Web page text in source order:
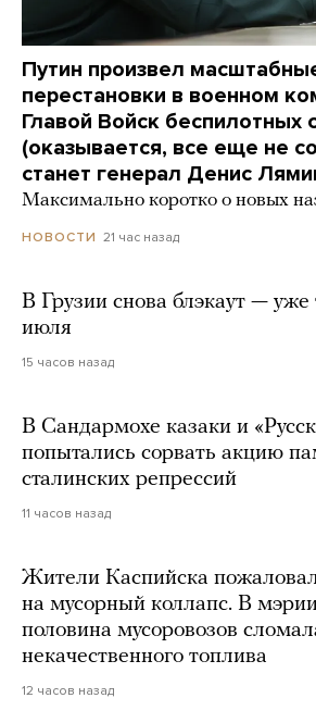
Путин произвел
перестановки в военном
Главой Войск беспилотных
(оказывается, все еще не
станет генерал Денис
Максимально коротко о новых
НОВОСТИ 21 час назад
В Грузии снова блэкаут — уже
июля
15 часов назад
В Сандармохе казаки и
попытались сорвать акцию
сталинских репрессий
11 часов назад
Жители Каспийска
на мусорный коллапс. В
половина мусоровозов
некачественного топлива
12 часов назад